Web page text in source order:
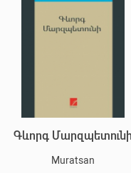
Գևորգ
Muratsan